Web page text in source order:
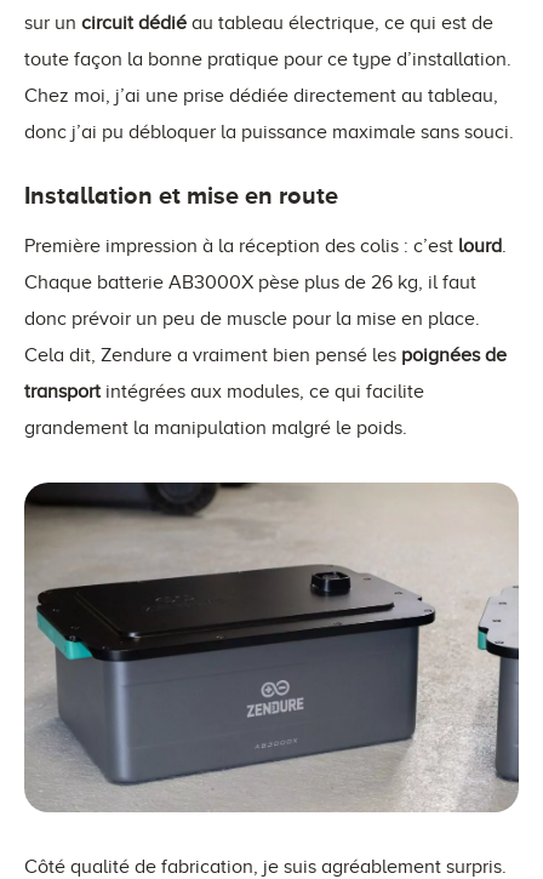
sur un circuit dédié au tableau électrique, ce qui est de
toute façon la bonne pratique pour ce type d’installation.
Chez moi, j’ai une prise dédiée directement au tableau,
donc j’ai pu débloquer la puissance maximale sans souci.
Installation et mise en route
Première impression à la réception des colis : c’est lourd.
Chaque batterie AB3000X pèse plus de 26 kg, il faut
donc prévoir un peu de muscle pour la mise en place.
Cela dit, Zendure a vraiment bien pensé les poignées de
transport intégrées aux modules, ce qui facilite
grandement la manipulation malgré le poids.
Côté qualité de fabrication, je suis agréablement surpris.